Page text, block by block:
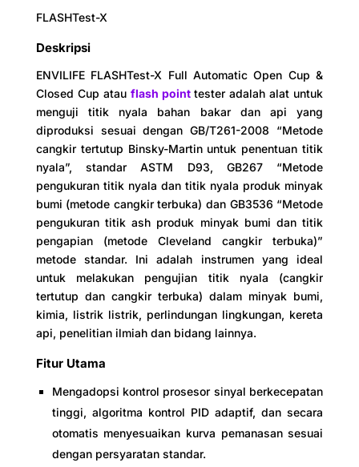
mandiri
Ukuran
Sumber
daya
AC220V±10%
Berat 15 kg
FLASHTest-X
Deskripsi
ENVILIFE FLASHTest-X Full Automatic Open Cup &
Closed Cup atau flash pointtester adalah alat untuk
menguji titik nyala bahan bakar dan api yang
diproduksi sesuai dengan GB/T261-2008 “Metode
cangkir tertutup Binsky-Martin untuk penentuan titik
nyala”, standar ASTM D93, GB267 “Metode
pengukuran titik nyala dan titik nyala produk minyak
bumi (metode cangkir terbuka) dan GB3536 “Metode
pengukuran titik ash produk minyak bumi dan titik
pengapian (metode Cleveland cangkir terbuka)”
metode standar. Ini adalah instrumen yang ideal
untuk melakukan pengujian titik nyala (cangkir
tertutup dan cangkir terbuka) dalam minyak bumi,
kimia, listrik listrik, perlindungan lingkungan, kereta
api, penelitian ilmiah dan bidang lainnya.
Fitur Utama
Mengadopsi kontrol prosesor sinyal berkecepatan
tinggi, algoritma kontrol PID adaptif, dan secara
otomatis menyesuaikan kurva pemanasan sesuai
dengan persyaratan standar.